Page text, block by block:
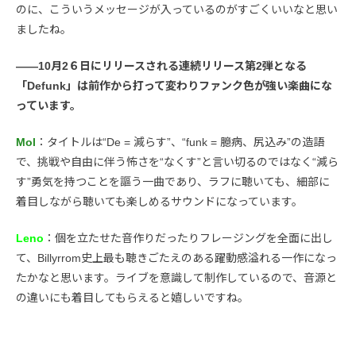
のに、こういうメッセージが入っているのがすごくいいなと思い
ましたね。
――10月2６日にリリースされる連続リリース第2弾となる
「Defunk」は前作から打って変わりファンク色が強い楽曲にな
っています。
Mol ：タイトルは“De = 減らす”、“funk = 臆病、尻込み”の造語
で、挑戦や自由に伴う怖さを“なくす”と言い切るのではなく“減ら
す”勇気を持つことを謳う一曲であり、ラフに聴いても、細部に
着目しながら聴いても楽しめるサウンドになっています。
Leno ：個を立たせた音作りだったりフレージングを全面に出し
て、Billyrrom史上最も聴きごたえのある躍動感溢れる一作になっ
たかなと思います。ライブを意識して制作しているので、音源と
の違いにも着目してもらえると嬉しいですね。